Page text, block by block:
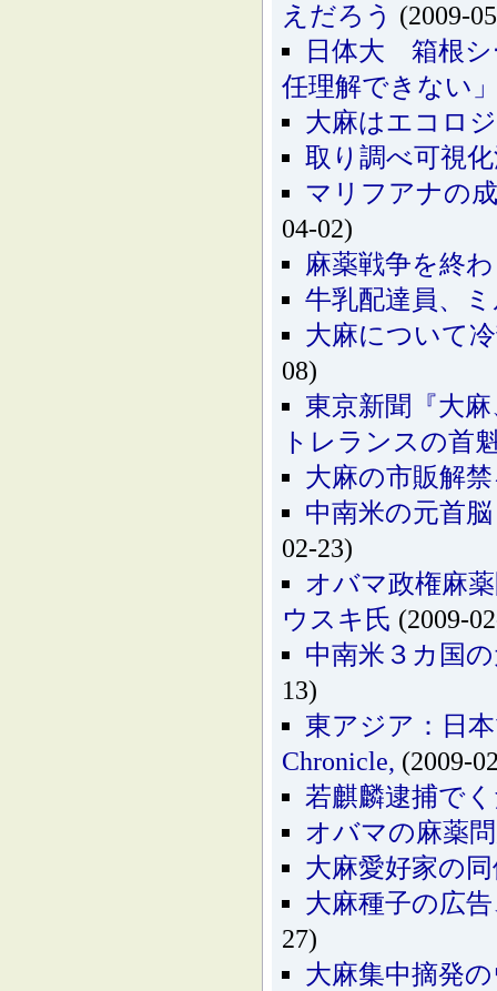
えだろう (2009-
日体大 箱根シ
任理解できない
大麻はエコロ
取り調べ可視
マリフアナの
04-02)
麻薬戦争を終
牛乳配達員、
大麻について
08)
東京新聞『大
トレランスの首
大麻の市販解
中南米の元首
02-23)
オバマ政権麻
ウスキ氏 (2009-
中南米３カ国
13)
東アジア：日
Chronicle, (2009-
若麒麟逮捕で
オバマの麻薬
大麻愛好家の
大麻種子の広
27)
大麻集中摘発